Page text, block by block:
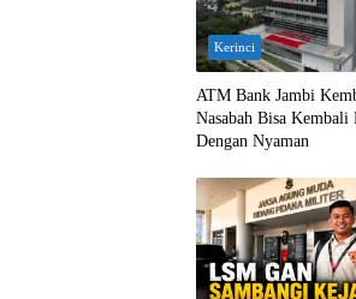
Kerinci
ATM Bank Jambi
Nasabah Bisa Kembali
Dengan Nyaman